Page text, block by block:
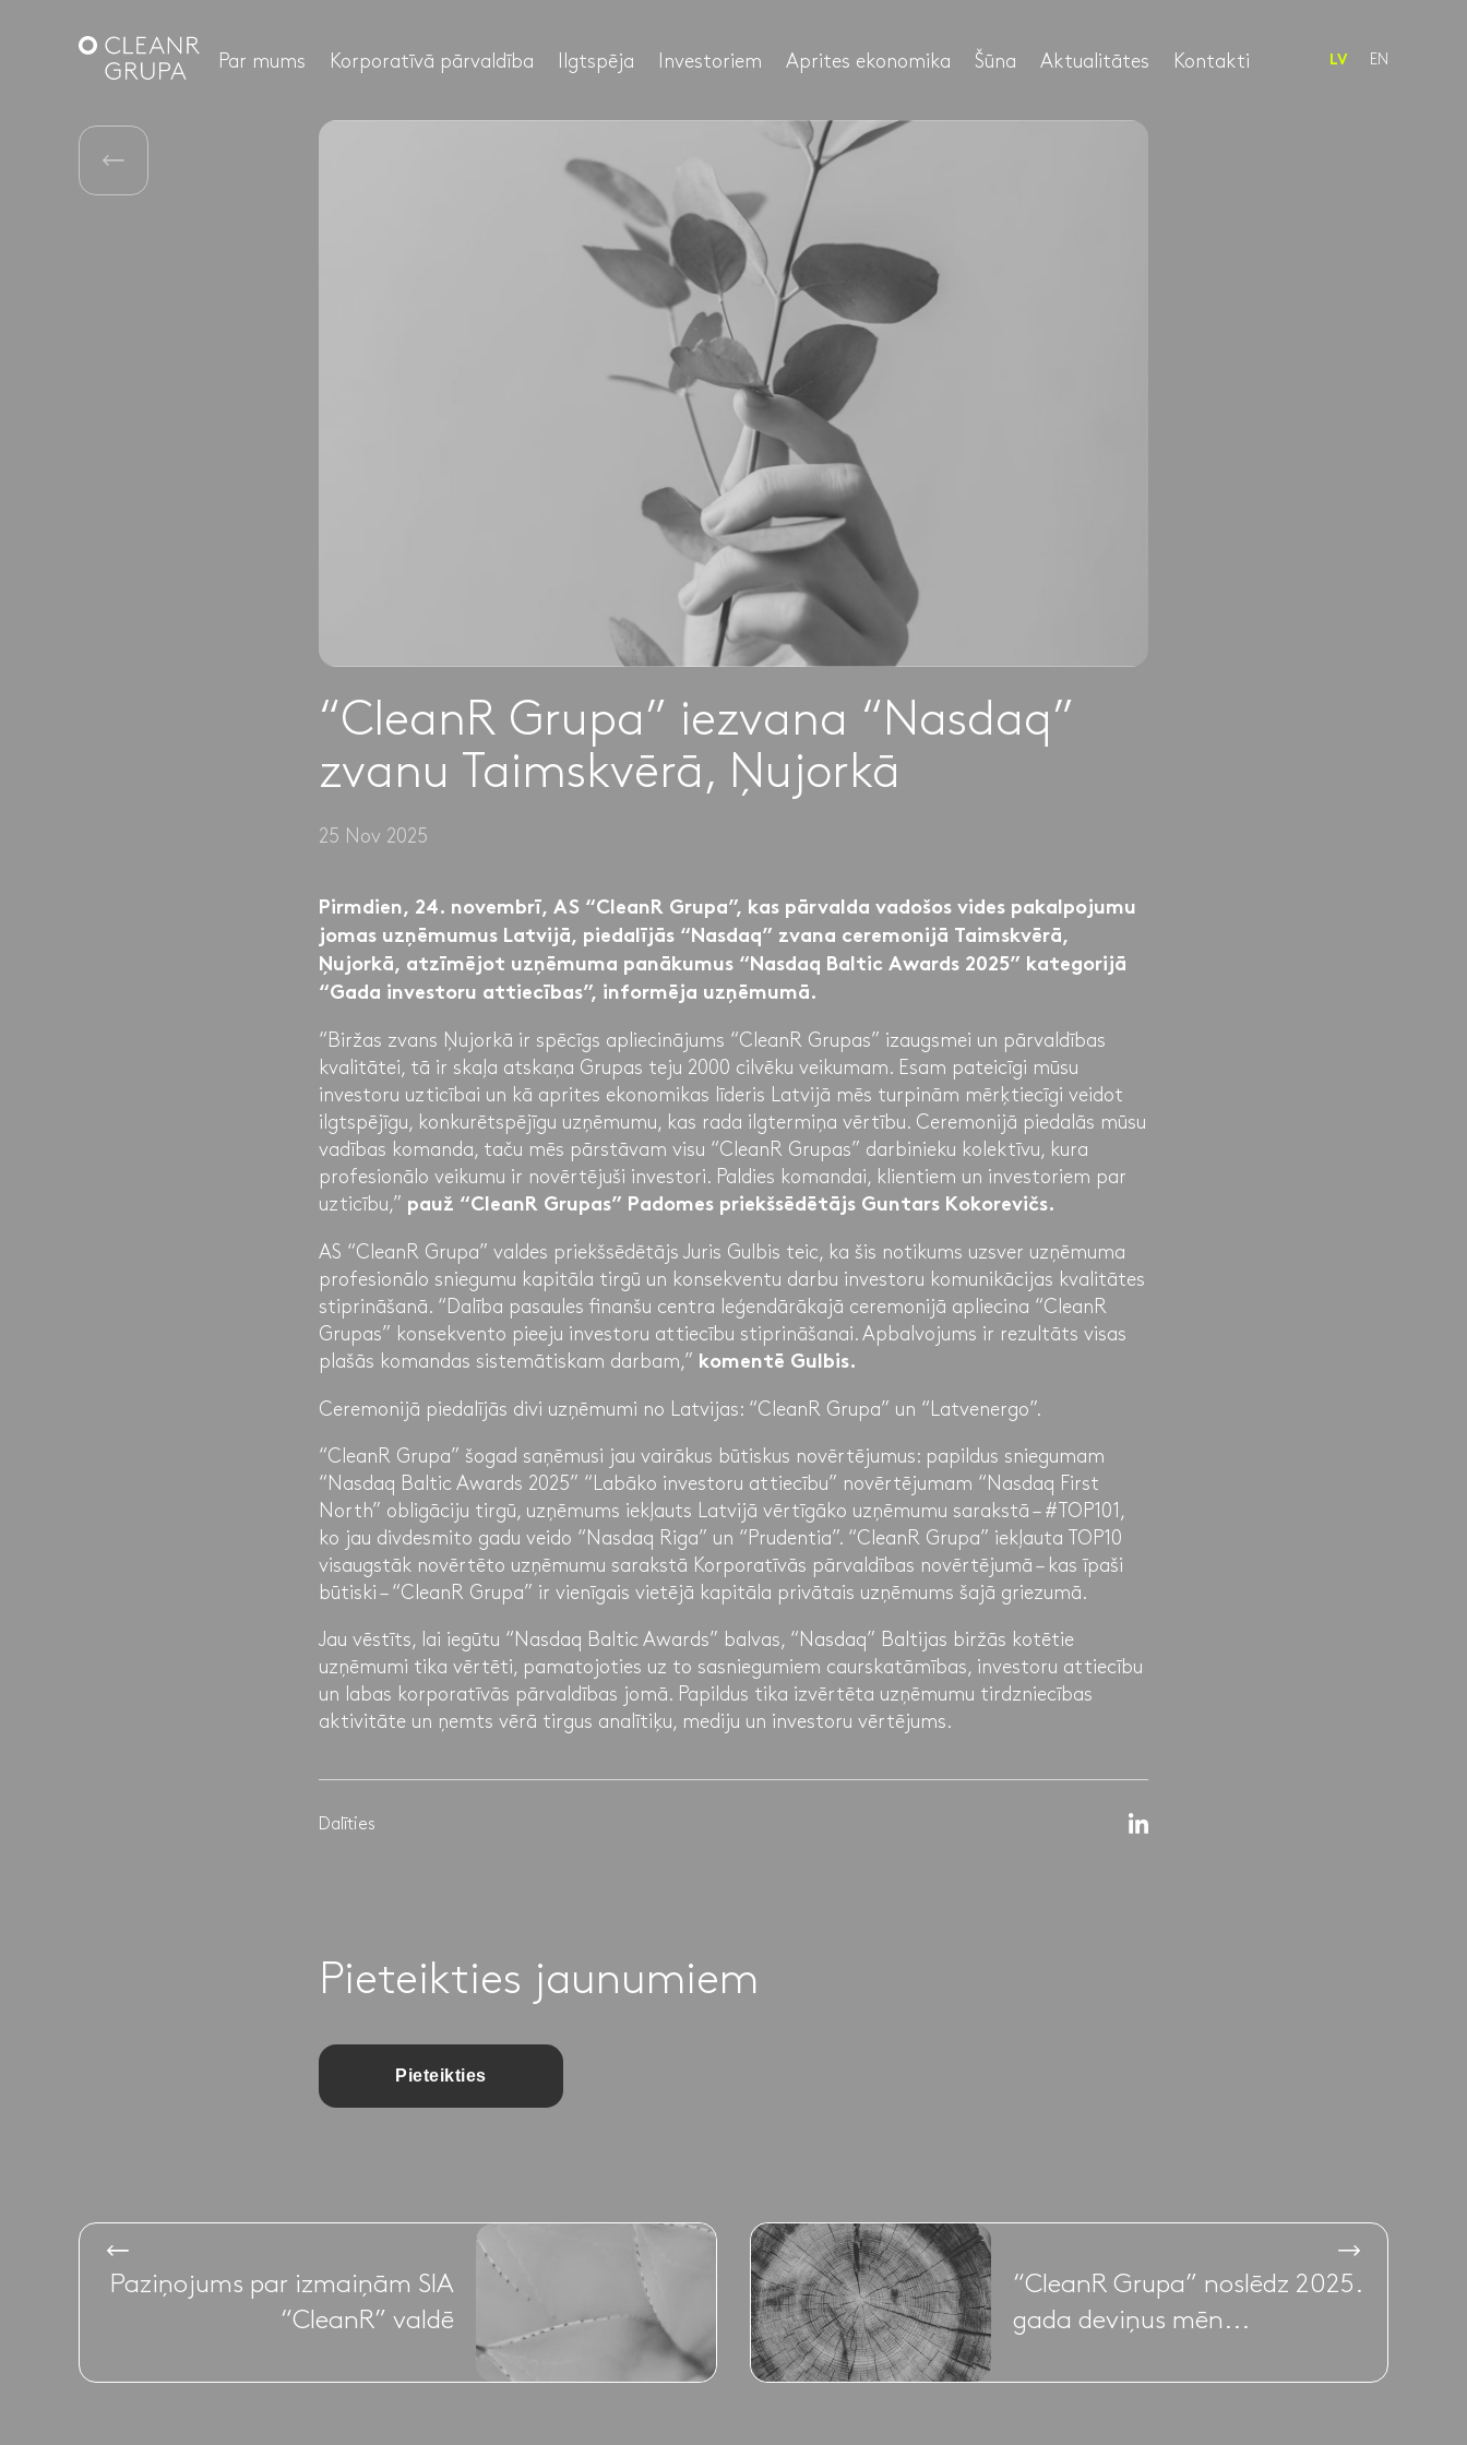
Par mums Korporatīvā pārvaldība Ilgtspēja Investoriem Aprites ekonomika Šūna Aktualitātes Kontakti LV EN
“CleanR Grupa” iezvana “Nasdaq”
zvanu Taimskvērā, Ņujorkā
25 Nov 2025
Pirmdien, 24. novembrī, AS “CleanR Grupa”, kas pārvalda vadošos vides pakalpojumu
jomas uzņēmumus Latvijā, piedalījās “Nasdaq” zvana ceremonijā Taimskvērā,
Ņujorkā, atzīmējot uzņēmuma panākumus “Nasdaq Baltic Awards 2025” kategorijā
“Gada investoru attiecības”, informēja uzņēmumā.
“Biržas zvans Ņujorkā ir spēcīgs apliecinājums “CleanR Grupas” izaugsmei un pārvaldības
kvalitātei, tā ir skaļa atskaņa Grupas teju 2000 cilvēku veikumam. Esam pateicīgi mūsu
investoru uzticībai un kā aprites ekonomikas līderis Latvijā mēs turpinām mērķtiecīgi veidot
ilgtspējīgu, konkurētspējīgu uzņēmumu, kas rada ilgtermiņa vērtību. Ceremonijā piedalās mūsu
vadības komanda, taču mēs pārstāvam visu “CleanR Grupas” darbinieku kolektīvu, kura
profesionālo veikumu ir novērtējuši investori. Paldies komandai, klientiem un investoriem par
uzticību,” pauž “CleanR Grupas” Padomes priekšsēdētājs Guntars Kokorevičs.
AS “CleanR Grupa” valdes priekšsēdētājs Juris Gulbis teic, ka šis notikums uzsver uzņēmuma
profesionālo sniegumu kapitāla tirgū un konsekventu darbu investoru komunikācijas kvalitātes
stiprināšanā. “Dalība pasaules finanšu centra leģendārākajā ceremonijā apliecina “CleanR
Grupas” konsekvento pieeju investoru attiecību stiprināšanai. Apbalvojums ir rezultāts visas
plašās komandas sistemātiskam darbam,” komentē Gulbis.
Ceremonijā piedalījās divi uzņēmumi no Latvijas: “CleanR Grupa” un “Latvenergo”.
“CleanR Grupa” šogad saņēmusi jau vairākus būtiskus novērtējumus: papildus sniegumam
“Nasdaq Baltic Awards 2025” “Labāko investoru attiecību” novērtējumam “Nasdaq First
North” obligāciju tirgū, uzņēmums iekļauts Latvijā vērtīgāko uzņēmumu sarakstā – #TOP101,
ko jau divdesmito gadu veido “Nasdaq Riga” un “Prudentia”. “CleanR Grupa” iekļauta TOP10
visaugstāk novērtēto uzņēmumu sarakstā Korporatīvās pārvaldības novērtējumā – kas īpaši
būtiski – “CleanR Grupa” ir vienīgais vietējā kapitāla privātais uzņēmums šajā griezumā.
Jau vēstīts, lai iegūtu “Nasdaq Baltic Awards” balvas, “Nasdaq” Baltijas biržās kotētie
uzņēmumi tika vērtēti, pamatojoties uz to sasniegumiem caurskatāmības, investoru attiecību
un labas korporatīvās pārvaldības jomā. Papildus tika izvērtēta uzņēmumu tirdzniecības
aktivitāte un ņemts vērā tirgus analītiķu, mediju un investoru vērtējums.
Dalīties
Pieteikties jaunumiem
Pieteikties
Paziņojums par izmaiņām SIA
“CleanR” valdē
“CleanR Grupa” noslēdz 2025.
gada deviņus mēn...